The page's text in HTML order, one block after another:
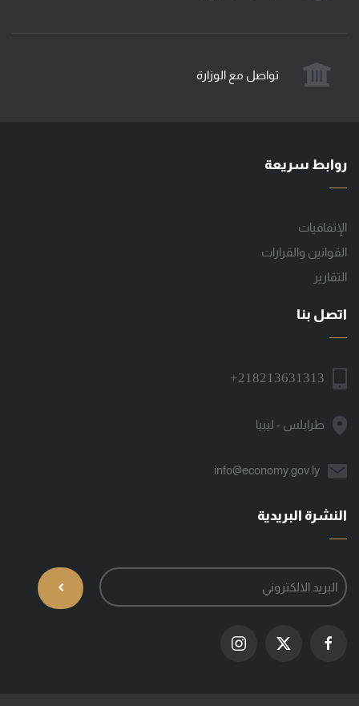
تواصل مع الوزارة
روابط سريعة
الإتفاقيات
القوانين والقرارات
التقارير
اتصل بنا
+218213631313
طرابلس - ليبيا
info@economy.gov.ly
النشرة البريدية